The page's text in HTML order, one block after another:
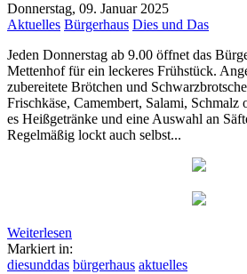
Donnerstag, 09. Januar 2025
Aktuelles Bürgerhaus Dies und Das
Jeden Donnerstag ab 9.00 öffnet das
Mettenhof für ein leckeres Frühstück.
zubereitete Brötchen und
Frischkäse, Camembert, Salami,
es Heißgetränke und eine Auswahl an
Regelmäßig lockt auch selbst...
Weiterlesen
Markiert in:
diesunddas bürgerhaus aktuelles